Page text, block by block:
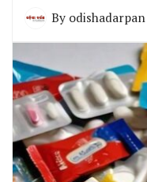
By odishadarpan